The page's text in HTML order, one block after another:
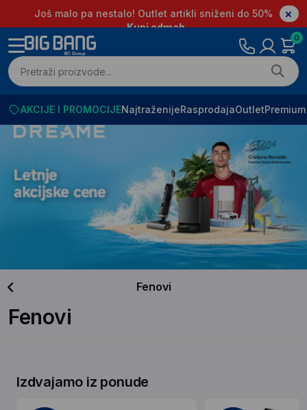
Još malo pa nestalo! Outlet artikli sniženi do 50%
Kupi odmah
0
AKCIJE I PROMOCIJENajtraženijeRasprodajaOutlet
Fenovi
Fenovi
Izdvajamo iz ponude